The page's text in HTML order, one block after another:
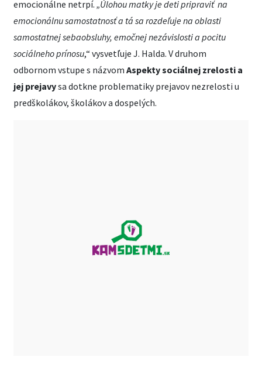
emocionálne netrpí. „Úlohou matky je deti pripraviť na
emocionálnu samostatnosť a tá sa rozdeľuje na oblasti
samostatnej sebaobsluhy, emočnej nezávislosti a pocitu
sociálneho prínosu,“ vysvetľuje J. Halda. V druhom
odbornom vstupe s názvom Aspekty sociálnej zrelosti a
jej prejavysa dotkne problematiky prejavov nezrelosti u
predškolákov, školákov a dospelých.